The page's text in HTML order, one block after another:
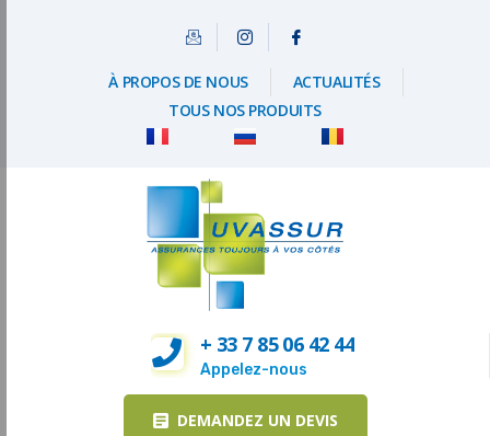
À PROPOS DE NOUS
ACTUALITÉS
TOUS NOS PRODUITS
+ 33 7 85 06 42 44
Appelez-nous
DEMANDEZ UN DEVIS